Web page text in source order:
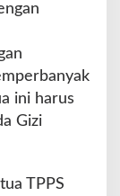
ini harus
Gizi
TPPS